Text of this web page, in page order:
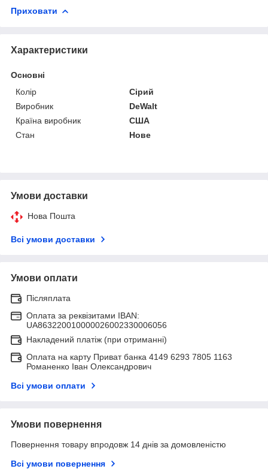
Приховати
Характеристики
Основні
Колір
Сірий
Виробник
DeWalt
Країна виробник
США
Стан
Нове
Умови доставки
Нова Пошта
Всі умови доставки
Умови оплати
Післяплата
Оплата за реквізитами IBAN:
UA863220010000026002330006056
Накладений платіж (при отриманні)
Оплата на карту Приват банка 4149 6293 7805 1163
Романенко Іван Олександрович
Всі умови оплати
Умови повернення
Повернення товару впродовж 14 днів за домовленістю
Всі умови повернення